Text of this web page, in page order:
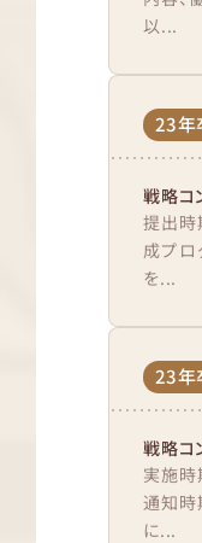
以...
23年
戦略コ
提出時
成プロ
を...
23年
戦略コ
実施
通知時
に...